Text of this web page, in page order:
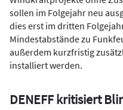
sollen im Folgejahr neu
dies erst im dritten
Mindestabstände zu
außerdem kurzfristig
installiert werden.
DENEFF kritisiert